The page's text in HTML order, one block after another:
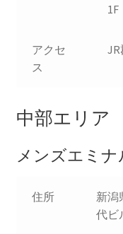
1F
アクセ
ス
中部エリア
メンズエミナ
住所
新潟
代ビ